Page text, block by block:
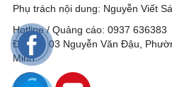
Phụ trách nội dung: Nguyễn Viết
Hotline / Quảng cáo: 0937 636383
Địa chỉ: 03 Nguyễn Văn Đậu,
Minh